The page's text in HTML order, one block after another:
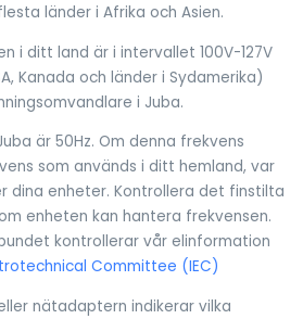
länder i Afrika och Asien.
i ditt land är i intervallet 100V-127V
Kanada och länder i Sydamerika)
i Juba.
är 50Hz. Om denna frekvens
som används i ditt hemland, var
dina enheter. Kontrollera det finstilta
enheten kan hantera frekvensen.
kontrollerar vår elinformation
Committee (IEC)
nätadaptern indikerar vilka